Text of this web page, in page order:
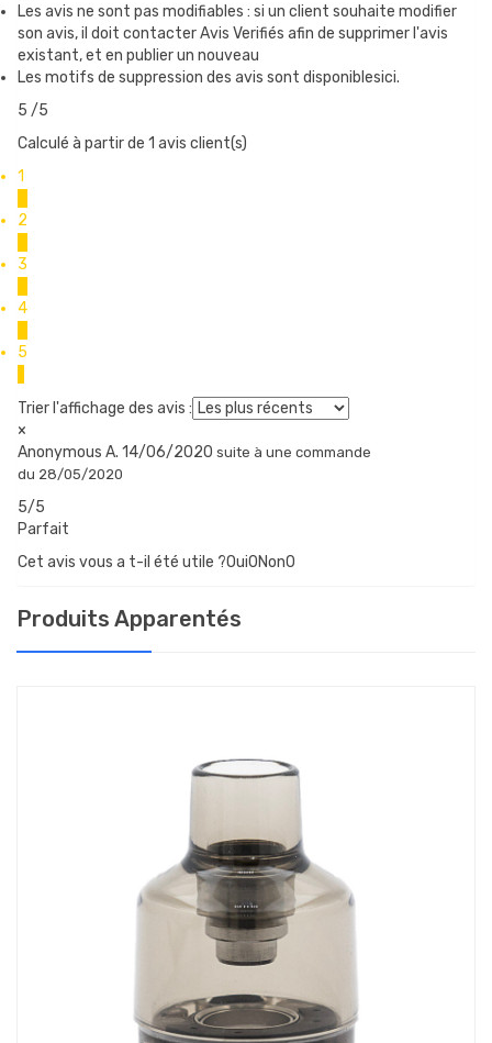
Les avis ne sont pas modifiables : si un client souhaite modifier
son avis, il doit contacter Avis Verifiés afin de supprimer l'avis
existant, et en publier un nouveau
Les motifs de suppression des avis sont disponiblesici.
5 /5
Calculé à partir de 1 avis client(s)
1
2
3
4
5
Trier l'affichage des avis :
×
Anonymous A. 14/06/2020 suite à une commande
du 28/05/2020
5/5
Parfait
Cet avis vous a t-il été utile ?Oui0Non0
Produits Apparentés